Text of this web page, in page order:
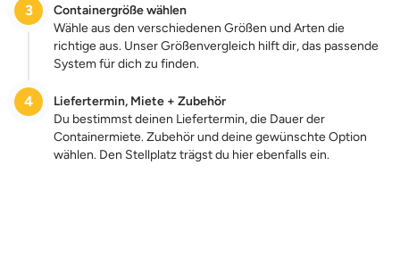
3
Containergröße wählen
Wähle aus den verschiedenen Größen und Arten die
richtige aus. Unser Größenvergleich hilft dir, das passende
System für dich zu finden.
4
Liefertermin, Miete + Zubehör
Du bestimmst deinen Liefertermin, die Dauer der
Containermiete. Zubehör und deine gewünschte Option
wählen. Den Stellplatz trägst du hier ebenfalls ein.